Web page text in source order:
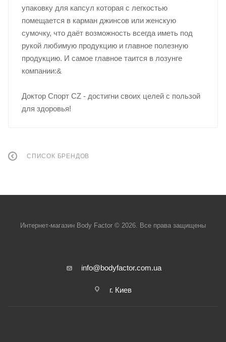
упаковку для капсул которая с легкостью
помещается в карман джинсов или женскую
сумочку, что даёт возможность всегда иметь под
рукой любимую продукцию и главное полезную
продукцию. И самое главное таится в лозунге
компании:&
Доктор Спорт CZ - достигни своих целей с пользой
для здоровья!
СПИСОК БРЕНДОВ
Интернет-магазин Body Factor © 2026. Все права защищены
info@bodyfactor.com.ua
г. Киев